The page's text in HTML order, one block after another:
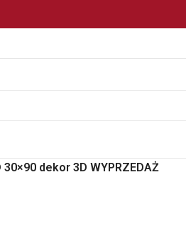
dekor 3D WYPRZEDAŻ